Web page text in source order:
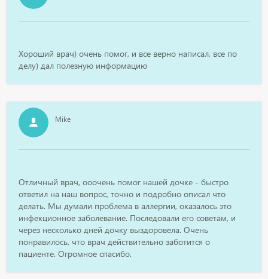
Хороший врач) очень помог, и все верно написал, все по
делу) дал полезную информацию
Mike
Отличный врач, ооочень помог нашей дочке - быстро
ответил на наш вопрос, точно и подробно описал что
делать. Мы думали проблема в аллергии, оказалось это
инфекционное заболевание. Последовали его советам, и
через несколько дней дочку выздоровела. Очень
понравилось, что врач действительно заботится о
пациенте. Огромное спасибо.